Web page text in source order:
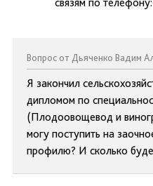
Вопрос от Дьяченко Вадим
Я закончил
дипломом по
(Плодоовощевод и
могу поступить на
профилю? И сколько